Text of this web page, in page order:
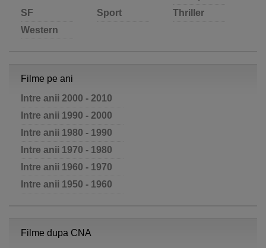
SF
Sport
Thriller
Western
Filme pe ani
Intre anii 2000 - 2010
Intre anii 1990 - 2000
Intre anii 1980 - 1990
Intre anii 1970 - 1980
Intre anii 1960 - 1970
Intre anii 1950 - 1960
Filme dupa CNA